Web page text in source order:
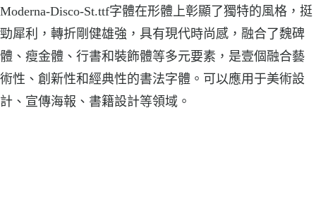
Moderna-Disco-St.ttf字體在形體上彰顯了獨特的風格，挺
勁犀利，轉折剛健雄強，具有現代時尚感，融合了魏碑
體、瘦金體、行書和裝飾體等多元要素，是壹個融合藝
術性、創新性和經典性的書法字體。可以應用于美術設
計、宣傳海報、書籍設計等領域。